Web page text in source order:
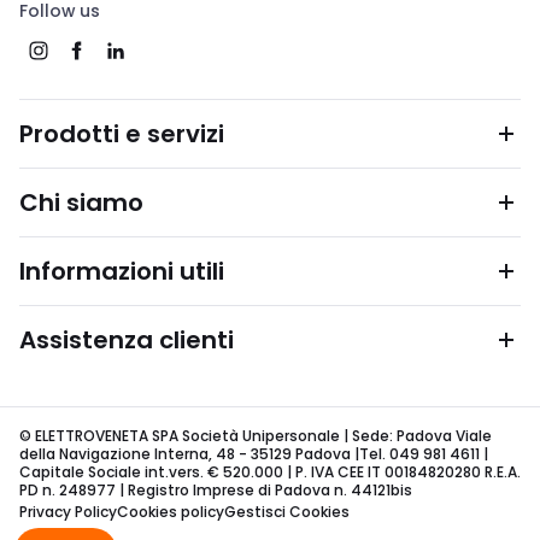
Follow us
Prodotti e servizi
Chi siamo
Informazioni utili
Assistenza clienti
© ELETTROVENETA SPA Società Unipersonale | Sede: Padova Viale
della Navigazione Interna, 48 - 35129 Padova |Tel. 049 981 4611 |
Capitale Sociale int.vers. € 520.000 | P. IVA CEE IT 00184820280 R.E.A.
PD n. 248977 | Registro Imprese di Padova n. 44121bis
Privacy PolicyCookies policyGestisci Cookies